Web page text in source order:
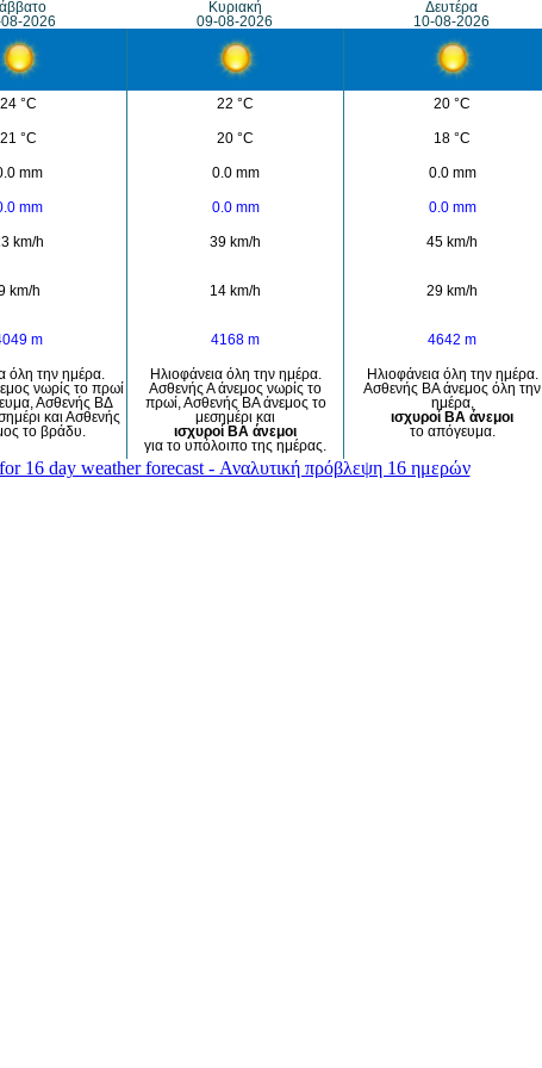
2026
Κυριακή
09-08-2026
Δευτέρα
10-08-2026
24 °C 22 °C 20 °C
21 °C 20 °C 18 °C
mm 0.0 mm 0.0 mm
mm 0.0 mm 0.0 mm
km/h 39 km/h 45 km/h
km/h 14 km/h 29 km/h
m 4168 m 4642 m
όλη την ημέρα.
νωρίς το πρωί
Ασθενής ΒΔ
και Ασθενής
το βράδυ.
Ηλιοφάνεια όλη την ημέρα.
Ασθενής Α άνεμος νωρίς το
πρωί, Ασθενής ΒΑ άνεμος το
μεσημέρι και
ισχυροί ΒΑ άνεμοι
για το υπόλοιπο της ημέρας.
Ηλιοφάνεια όλη την ημέρα.
Ασθενής ΒΑ άνεμος όλη την
ημέρα,
ισχυροί ΒΑ άνεμοι
το απόγευμα.
16 day weather forecast - Αναλυτική πρόβλεψη 16 ημερών